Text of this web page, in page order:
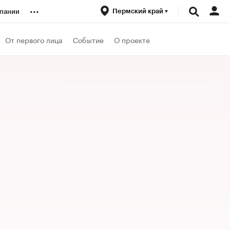
... Пермский край
От первого лица Событие О проекте